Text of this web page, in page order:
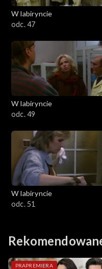
W labiryncie
odc. 47
W labiryncie
odc. 49
W labiryncie
odc. 51
PRAPREMIERA